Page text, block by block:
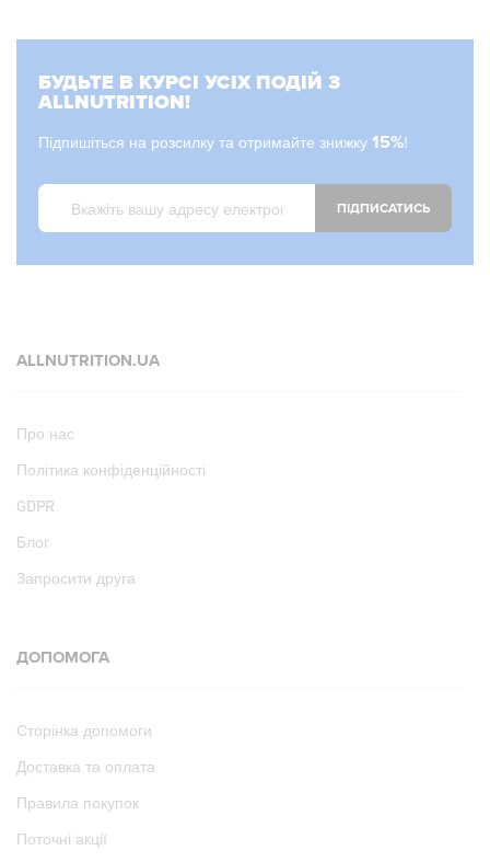
БУДЬТЕ В КУРСІ УСІХ ПОДІЙ З
ALLNUTRITION!
Підпишіться на розсилку та отримайте знижку 15%!
ПІДПИСАТИСЬ
ALLNUTRITION.UA
Про нас
Політика конфіденційності
GDPR
Блог
Запросити друга
ДОПОМОГА
Сторінка допомоги
Доставка та оплата
Правила покупок
Поточні акції